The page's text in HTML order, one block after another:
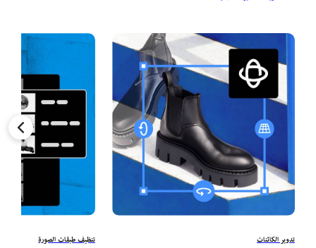
تدوير الكائنات تنظيف طبقات الصورة